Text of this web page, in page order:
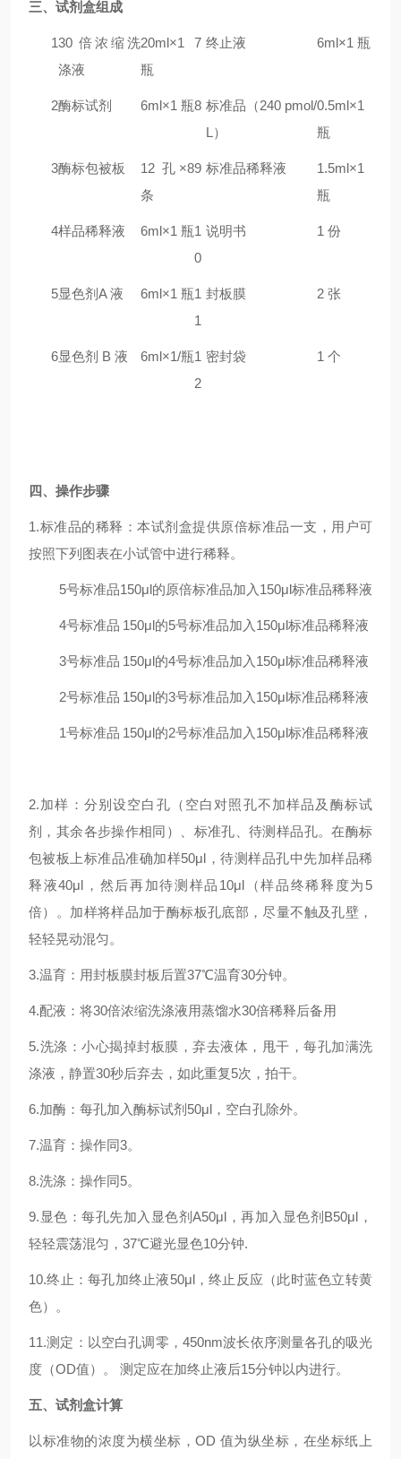
三、试剂盒组成
130 倍浓缩洗
涤液
20ml×1
瓶
7 终止液 6ml×1 瓶
2酶标试剂 6ml×1 瓶8 标准品（240 pmol/
L）
0.5ml×1
瓶
3酶标包被板
12 孔×8
条
9 标准品稀释液
1.5ml×1
瓶
4样品稀释液 6ml×1 瓶1
0
说明书 1 份
5显色剂A 液 6ml×1 瓶1
1
封板膜 2 张
6显色剂 B 液 6ml×1/瓶1
2
密封袋 1 个
四、操作步骤
1.标准品的稀释：本试剂盒提供原倍标准品一支，用户可
按照下列图表在小试管中进行稀释。
5号标准品150μl的原倍标准品加入150μl标准品稀释液
4号标准品 150μl的5号标准品加入150μl标准品稀释液
3号标准品 150μl的4号标准品加入150μl标准品稀释液
2号标准品 150μl的3号标准品加入150μl标准品稀释液
1号标准品 150μl的2号标准品加入150μl标准品稀释液
2.加样：分别设空白孔（空白对照孔不加样品及酶标试
剂，其余各步操作相同）、标准孔、待测样品孔。在酶标
包被板上标准品准确加样50μl，待测样品孔中先加样品稀
释液40μl，然后再加待测样品10μl（样品终稀释度为5
倍）。加样将样品加于酶标板孔底部，尽量不触及孔壁，
轻轻晃动混匀。
3.温育：用封板膜封板后置37℃温育30分钟。
4.配液：将30倍浓缩洗涤液用蒸馏水30倍稀释后备用
5.洗涤：小心揭掉封板膜，弃去液体，甩干，每孔加满洗
涤液，静置30秒后弃去，如此重复5次，拍干。
6.加酶：每孔加入酶标试剂50μl，空白孔除外。
7.温育：操作同3。
8.洗涤：操作同5。
9.显色：每孔先加入显色剂A50μl，再加入显色剂B50μl，
轻轻震荡混匀，37℃避光显色10分钟.
10.终止：每孔加终止液50μl，终止反应（此时蓝色立转黄
色）。
11.测定：以空白孔调零，450nm波长依序测量各孔的吸光
度（OD值）。 测定应在加终止液后15分钟以内进行。
五、试剂盒计算
以标准物的浓度为横坐标，OD 值为纵坐标，在坐标纸上